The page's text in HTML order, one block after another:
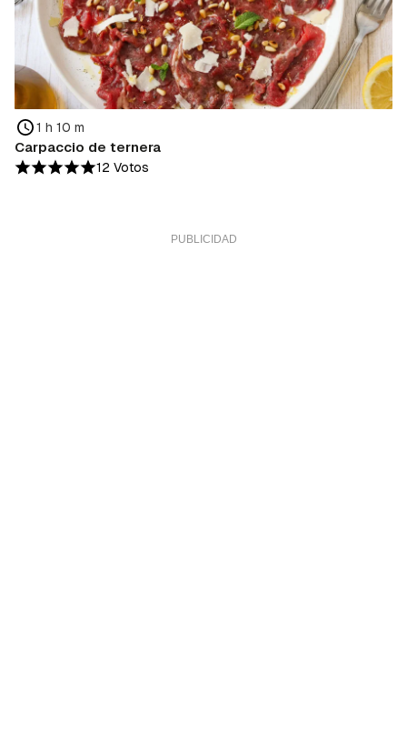
1 h 10 m
Carpaccio de ternera
12 Votos